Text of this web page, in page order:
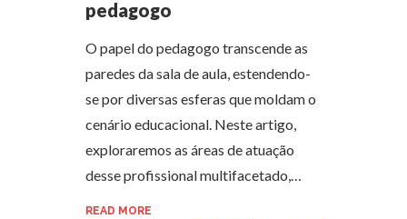
pedagogo
O papel do pedagogo transcende as
paredes da sala de aula, estendendo-
se por diversas esferas que moldam o
cenário educacional. Neste artigo,
exploraremos as áreas de atuação
desse profissional multifacetado,…
READ MORE